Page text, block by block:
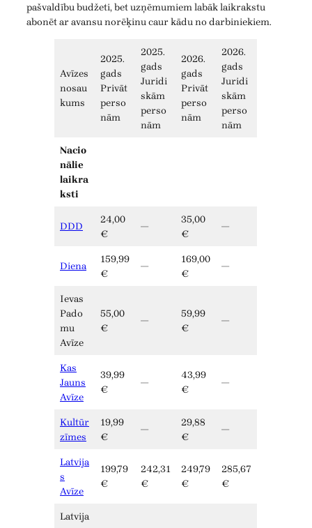
pašvaldību budžeti, bet uzņēmumiem labāk laikrakstu
abonēt ar avansu norēķinu caur kādu no darbiniekiem.
Avīzes
nosau
kums
2025.
gads
Privāt
perso
nām
2025.
gads
Juridi
skām
perso
nām
2026.
gads
Privāt
perso
nām
2026.
gads
Juridi
skām
perso
nām
Nacio
nālie
laikra
ksti
DDD
24,00
€
—
35,00
€
—
Diena
159,99
€
—
169,00
€
—
Ievas
Pado
mu
Avīze
55,00
€
—
59,99
€
—
Kas
Jauns
Avīze
39,99
€
—
43,99
€
—
Kultūr
zīmes
19,99
€
—
29,88
€
—
Latvija
s
Avīze
199,79
€
242,31
€
249,79
€
285,67
€
Latvija